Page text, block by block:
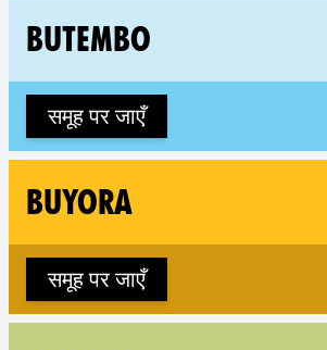
13 groups in
BUTEMBO
समूह पर जाएँ
BUYORA
समूह पर जाएँ